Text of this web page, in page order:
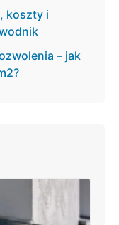
koszty i
– jak